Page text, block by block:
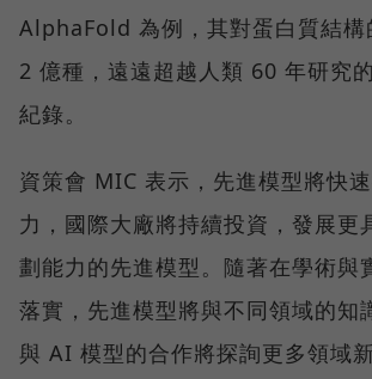
AlphaFold 為例，其對蛋白質結構
2 億種，遠遠超越人類 60 年研究
紀錄。
資策會 MIC 表示，先進模型將快
力，國際大廠將持續投資，發展更
劃能力的先進模型。隨著在學術與
落實，先進模型將與不同領域的知
與 AI 模型的合作將探詢更多領域